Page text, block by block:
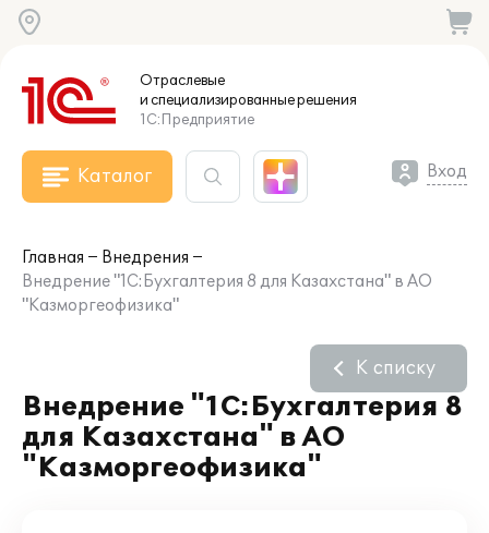
Отраслевые
и специализированныерешения
1С:Предприятие
Каталог Вход
Главная
Внедрения
Внедрение "1С:Бухгалтерия 8 для Казахстана" в АО
"Казморгеофизика"
Внедрение "1С:Бухгалтерия 8
для Казахстана" в АО
"Казморгеофизика"
К списку